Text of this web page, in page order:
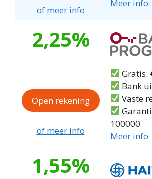
of meer info
Meer info
2,25%
Open rekening
of meer info
Gratis:
Bank
Vaste
100000
Meer info
1,55%